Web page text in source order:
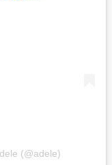
(@adele)